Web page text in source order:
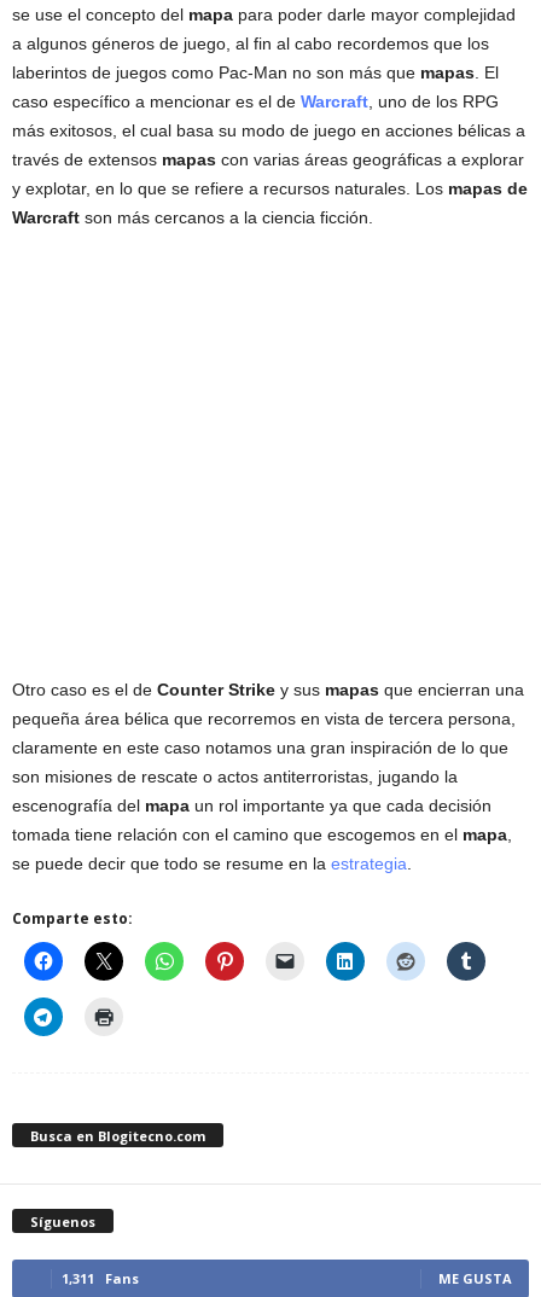
se use el concepto del mapa para poder darle mayor complejidad
a algunos géneros de juego, al fin al cabo recordemos que los
laberintos de juegos como Pac-Man no son más que mapas . El
caso específico a mencionar es el de Warcraft , uno de los RPG
más exitosos, el cual basa su modo de juego en acciones bélicas a
través de extensos mapas con varias áreas geográficas a explorar
y explotar, en lo que se refiere a recursos naturales. Los mapas de
Warcraft son más cercanos a la ciencia ficción.
Otro caso es el de Counter Strike y sus mapas que encierran una
pequeña área bélica que recorremos en vista de tercera persona,
claramente en este caso notamos una gran inspiración de lo que
son misiones de rescate o actos antiterroristas, jugando la
escenografía del mapa un rol importante ya que cada decisión
tomada tiene relación con el camino que escogemos en el mapa,
se puede decir que todo se resume en la estrategia.
Comparte esto:
Busca en Blogitecno.com
Síguenos
1,311 Fans ME GUSTA